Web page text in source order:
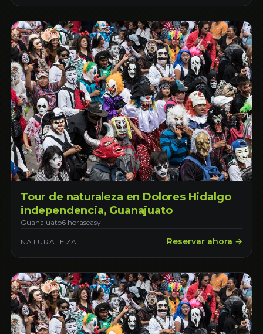
Tour de naturaleza en Dolores Hidalgo
independencia, Guanajuato
Guanajuato6 horaseasy
NATURALEZA Reservar ahora →